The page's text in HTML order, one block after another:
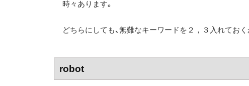
時々あります。
どちらにしても、無難なキーワードを２，３入れてお
robot